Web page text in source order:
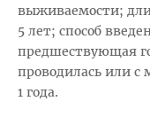
выживаемости;
5 лет; способ
предшествующая
проводилась или с
1 года.